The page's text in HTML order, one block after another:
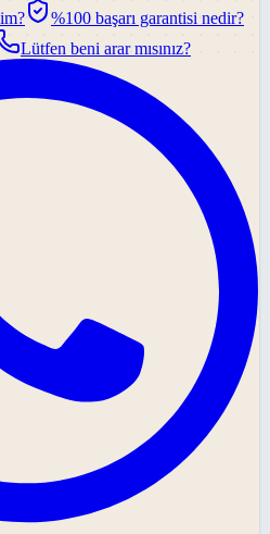
%100 başarı garantisi nedir?
Lütfen beni arar mısınız?